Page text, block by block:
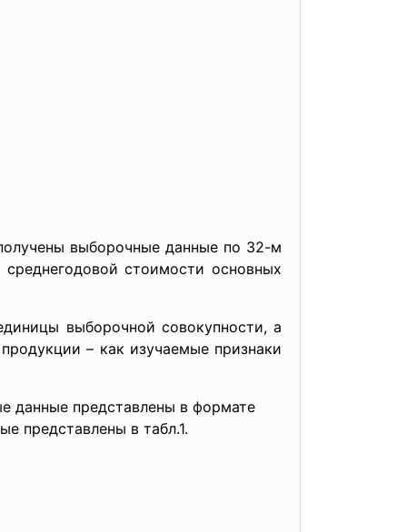
выборочные данные по 32-м
стоимости основных
выборочной совокупности, а
– как изучаемые признаки
данные представлены в формате
представлены в табл.1.